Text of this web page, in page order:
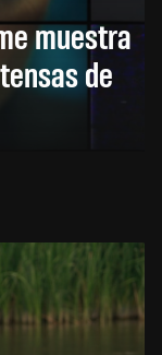
muestra
de